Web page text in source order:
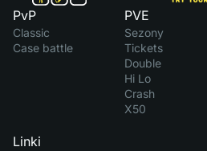
PvP
Classic
Case battle
PVE
Sezony
Tickets
Double
Hi Lo
Crash
X50
Linki